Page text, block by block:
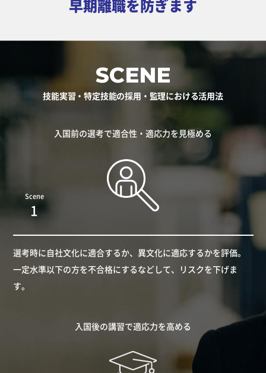
早期離職を防ぎます
SCENE
技能実習・特定技能の採用・監理における活用法
入国前の選考で適合性・適応力を見極める
Scene
1
選考時に自社文化に適合するか、異文化に適応するかを評価。
一定水準以下の方を不合格にするなどして、リスクを下げま
す。
入国後の講習で適応力を高める